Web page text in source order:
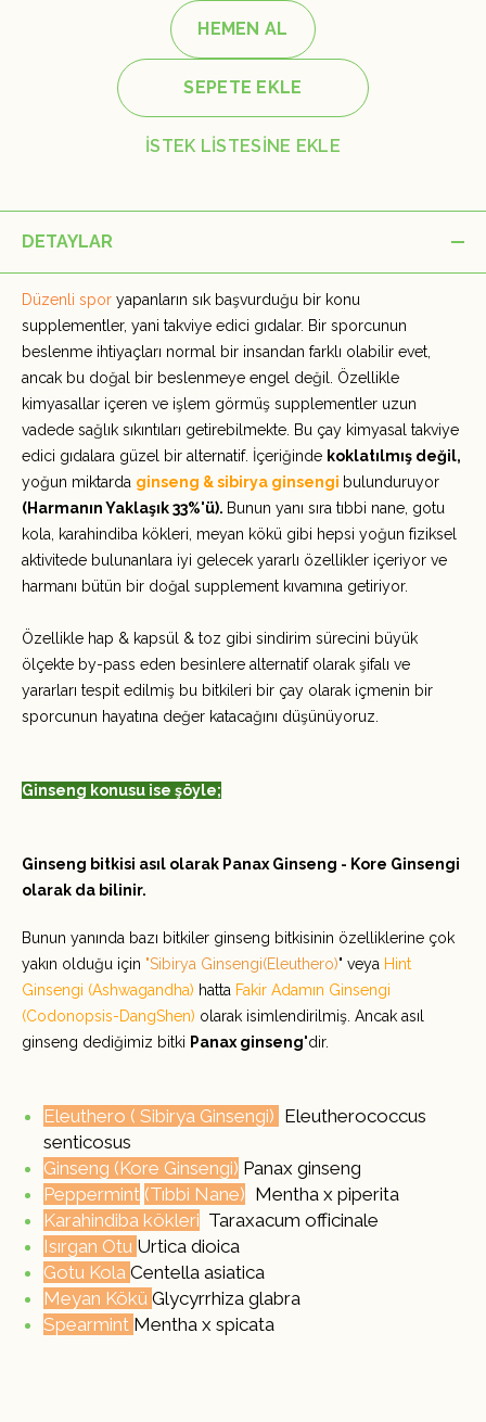
HEMEN AL
SEPETE EKLE
İSTEK LİSTESİNE EKLE
DETAYLAR
Düzenli spor yapanların sık başvurduğu bir konu
supplementler, yani takviye edici gıdalar. Bir sporcunun
beslenme ihtiyaçları normal bir insandan farklı olabilir evet,
ancak bu doğal bir beslenmeye engel değil. Özellikle
kimyasallar içeren ve işlem görmüş supplementler uzun
vadede sağlık sıkıntıları getirebilmekte. Bu çay kimyasal takviye
edici gıdalara güzel bir alternatif. İçeriğinde koklatılmış değil,
yoğun miktarda ginseng & sibirya ginsengi bulunduruyor
(Harmanın Yaklaşık 33%'ü). Bunun yanı sıra tıbbi nane, gotu
kola, karahindiba kökleri, meyan kökü gibi hepsi yoğun fiziksel
aktivitede bulunanlara iyi gelecek yararlı özellikler içeriyor ve
harmanı bütün bir doğal supplement kıvamına getiriyor.
Özellikle hap & kapsül & toz gibi sindirim sürecini büyük
ölçekte by-pass eden besinlere alternatif olarak şifalı ve
yararları tespit edilmiş bu bitkileri bir çay olarak içmenin bir
sporcunun hayatına değer katacağını düşünüyoruz.
Ginseng konusu ise şöyle;
Ginseng bitkisi asıl olarak Panax Ginseng - Kore Ginsengi
olarak da bilinir.
Bunun yanında bazı bitkiler ginseng bitkisinin özelliklerine çok
yakın olduğu için "Sibirya Ginsengi(Eleuthero)" veya Hint
Ginsengi (Ashwagandha) hatta Fakir Adamın Ginsengi
(Codonopsis-DangShen) olarak isimlendirilmiş. Ancak asıl
ginseng dediğimiz bitki Panax ginseng'dir.
Eleuthero ( Sibirya Ginsengi) Eleutherococcus
senticosus
Ginseng (Kore Ginsengi) Panax ginseng
Peppermint (Tıbbi Nane) Mentha x piperita
Karahindiba kökleri Taraxacum officinale
Isırgan Otu Urtica dioica
Gotu Kola Centella asiatica
Meyan Kökü Glycyrrhiza glabra
Spearmint Mentha x spicata